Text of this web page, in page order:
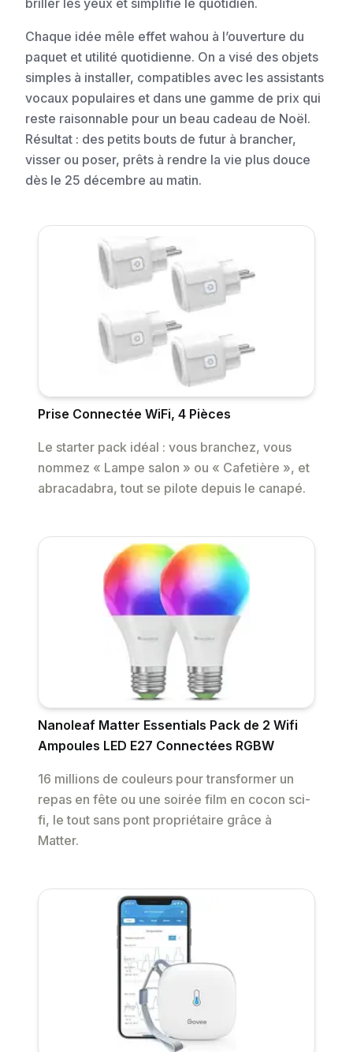
briller les yeux et simplifie le quotidien.
Chaque idée mêle effet wahou à l’ouverture du
paquet et utilité quotidienne. On a visé des objets
simples à installer, compatibles avec les assistants
vocaux populaires et dans une gamme de prix qui
reste raisonnable pour un beau cadeau de Noël.
Résultat : des petits bouts de futur à brancher,
visser ou poser, prêts à rendre la vie plus douce
dès le 25 décembre au matin.
Prise Connectée WiFi, 4 Pièces
Le starter pack idéal : vous branchez, vous
nommez « Lampe salon » ou « Cafetière », et
abracadabra, tout se pilote depuis le canapé.
Nanoleaf Matter Essentials Pack de 2 Wifi
Ampoules LED E27 Connectées RGBW
16 millions de couleurs pour transformer un
repas en fête ou une soirée film en cocon sci-
fi, le tout sans pont propriétaire grâce à
Matter.